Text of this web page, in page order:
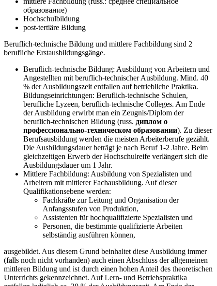
образование)
Hochschulbildung
post-tertiäre Bildung
Beruflich-technische Bildung und mittlere Fachbildung sind 2
berufliche Erstausbildungsgänge.
Beruflich-technische Bildung: Ausbildung von Arbeitern und
Angestellten mit beruflich-technischer Ausbildung. Mind. 40
% der Ausbildungszeit entfallen auf betriebliche Praktika.
Bildungseinrichtungen: Beruflich-technische Schulen,
berufliche Lyzeen, beruflich-technische Colleges. Am Ende
der Ausbildung erwirbt man ein Zeugnis/Diplom der
beruflich-technischen Bildung (russ. диплом о
профессионально-техническом образовании). Zu dieser
Berufsausbildung werden die meisten Arbeiterberufe gezählt.
Die Ausbildungsdauer beträgt je nach Beruf 1-2 Jahre. Beim
gleichzeitigen Erwerb der Hochschulreife verlängert sich die
Ausbildungsdauer um 1 Jahr.
Mittlere Fachbildung: Ausbildung von Spezialisten und
Arbeitern mit mittlerer Fachausbildung. Auf dieser
Qualifikationsebene werden:
Fachkräfte zur Leitung und Organisation der
Anfangsstufen von Produktion,
Assistenten für hochqualifizierte Spezialisten und
Personen, die bestimmte qualifizierte Arbeiten
selbständig ausführen können,
ausgebildet. Aus diesem Grund beinhaltet diese Ausbildung immer
(falls noch nicht vorhanden) auch einen Abschluss der allgemeinen
mittleren Bildung und ist durch einen hohen Anteil des theoretischen
Unterrichts gekennzeichnet. Auf Lern- und Betriebspraktika